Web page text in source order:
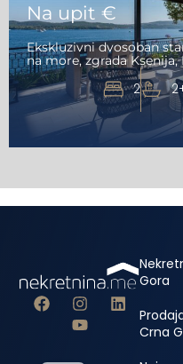
Na upit €
Ekskluzivni dvosoban
na more, zgrada
2
Gora
Crna